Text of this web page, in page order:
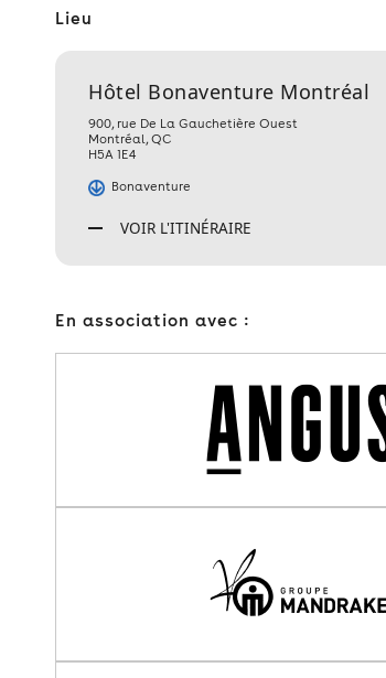
Lieu
Hôtel Bonaventure Montréal
900, rue De La Gauchetière Ouest
Montréal,QC
H5A 1E4
Bonaventure
VOIR L'ITINÉRAIRE
En association avec :